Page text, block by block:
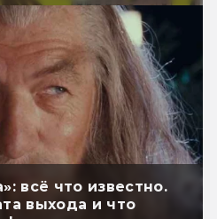
всё что известно.
выхода и что